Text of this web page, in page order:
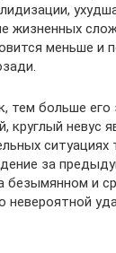
жизненных
меньше и
тем больше его
круглый невус
ситуациях
за
безымянном и
невероятной